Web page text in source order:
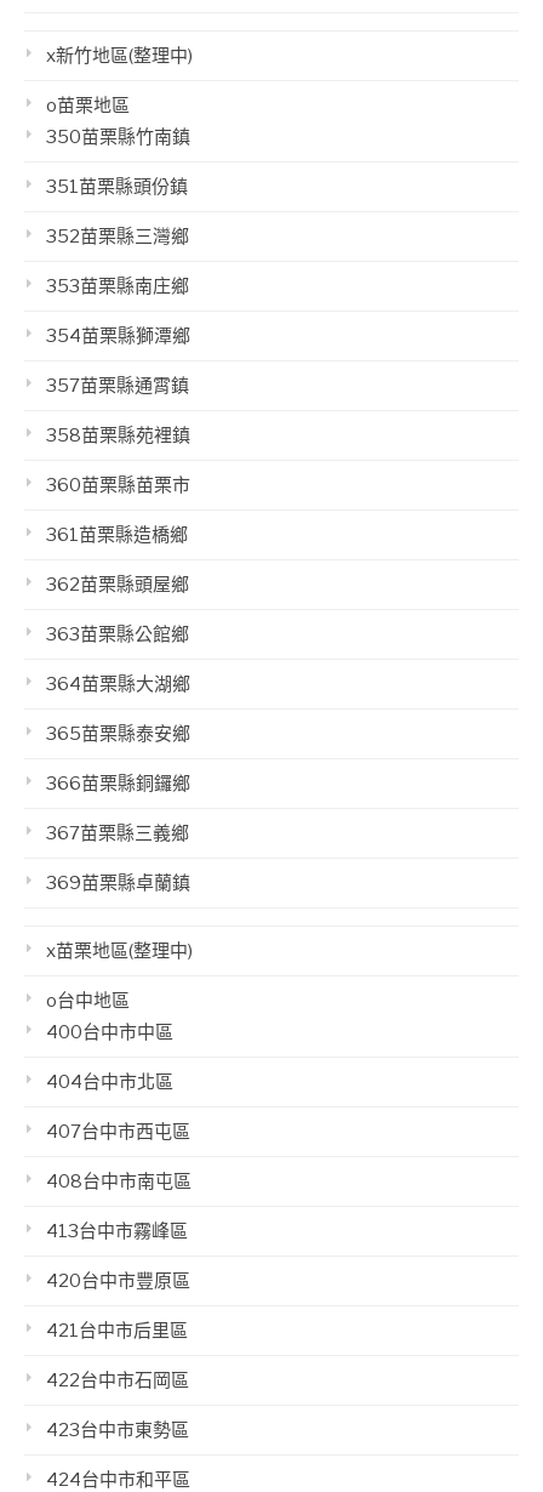
x新竹地區(整理中)
o苗栗地區
350苗栗縣竹南鎮
351苗栗縣頭份鎮
352苗栗縣三灣鄉
353苗栗縣南庄鄉
354苗栗縣獅潭鄉
357苗栗縣通霄鎮
358苗栗縣苑裡鎮
360苗栗縣苗栗市
361苗栗縣造橋鄉
362苗栗縣頭屋鄉
363苗栗縣公館鄉
364苗栗縣大湖鄉
365苗栗縣泰安鄉
366苗栗縣銅鑼鄉
367苗栗縣三義鄉
369苗栗縣卓蘭鎮
x苗栗地區(整理中)
o台中地區
400台中市中區
404台中市北區
407台中市西屯區
408台中市南屯區
413台中市霧峰區
420台中市豐原區
421台中市后里區
422台中市石岡區
423台中市東勢區
424台中市和平區